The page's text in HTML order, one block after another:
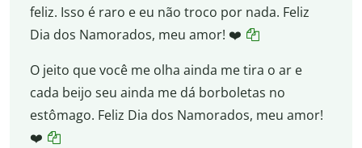
feliz. Isso é raro e eu não troco por nada. Feliz
Dia dos Namorados, meu amor! ❤️
O jeito que você me olha ainda me tira o ar e
cada beijo seu ainda me dá borboletas no
estômago. Feliz Dia dos Namorados, meu amor!
❤️